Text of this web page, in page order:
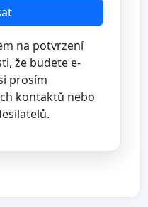
na potvrzení
že budete e-
prosím
kontaktů nebo